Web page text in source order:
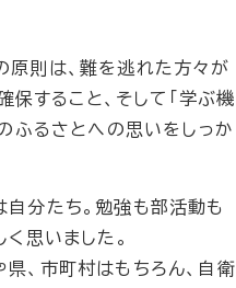
原則は、難を逃れた方々が
保すること、そして「学ぶ機
ふるさとへの思いをしっか
分たち。勉強も部活動も
思いました。
、市町村はもちろん、自衛